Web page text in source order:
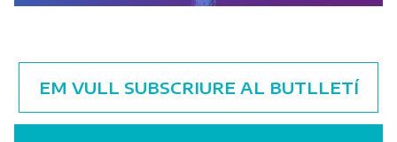
EM VULL SUBSCRIURE AL BUTLLETÍ